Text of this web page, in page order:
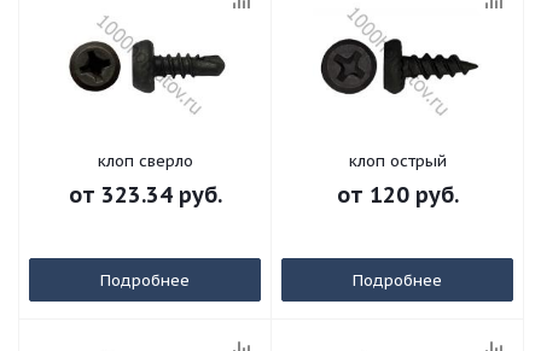
клоп сверло
от 323.34 руб.
Подробнее
клоп острый
от 120 руб.
Подробнее